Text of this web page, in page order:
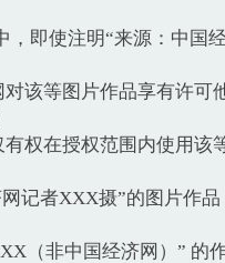
，即使注明“来源：中国
该等图片作品享有许可
权在授权范围内使用该
记者XXX摄”的图片作品
（非中国经济网）” 的